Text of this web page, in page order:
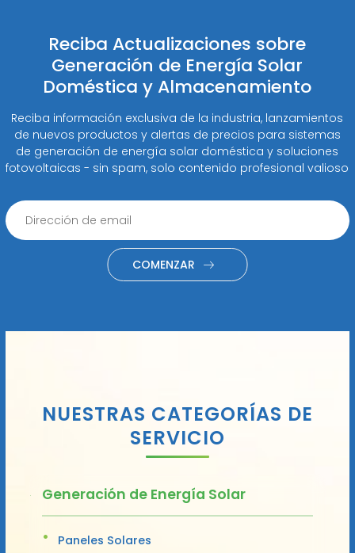
Reciba Actualizaciones sobre
Generación de Energía Solar
Doméstica y Almacenamiento
Reciba información exclusiva de la industria, lanzamientos
de nuevos productos y alertas de precios para sistemas
de generación de energía solar doméstica y soluciones
fotovoltaicas - sin spam, solo contenido profesional valioso
COMENZAR
NUESTRAS CATEGORÍAS DE
SERVICIO
Generación de Energía Solar
Paneles Solares